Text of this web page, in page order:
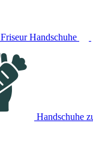
Friseur Handschuhe
Handschuhe